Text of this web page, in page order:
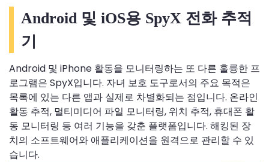
Android 및 iOS용 SpyX 전화 추적
기
Android 및 iPhone 활동을 모니터링하는 또 다른 훌륭한 프
로그램은 SpyX입니다. 자녀 보호 도구로서의 주요 목적은
목록에 있는 다른 앱과 실제로 차별화되는 점입니다. 온라인
활동 추적, 멀티미디어 파일 모니터링, 위치 추적, 휴대폰 활
동 모니터링 등 여러 기능을 갖춘 플랫폼입니다. 해킹된 장
치의 소프트웨어와 애플리케이션을 원격으로 관리할 수 있
습니다.